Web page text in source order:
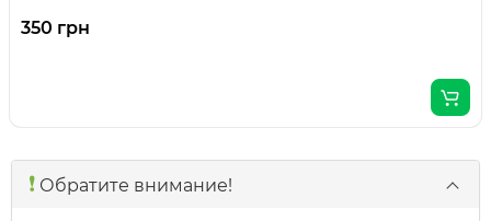
350 грн
❗️ Обратите внимание!